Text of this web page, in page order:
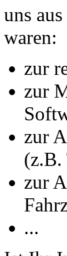
uns
waren:
zur
zur
zur
(z.B.
zur
...